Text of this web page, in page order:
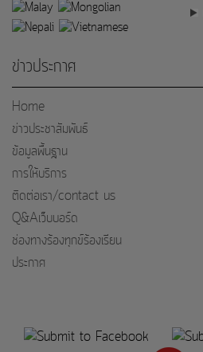
ข่าวประกาศ
Home
ข่าวประชาสัมพันธ์
ข้อมูลพื้นฐาน
การให้บริการ
ติดต่อเรา/contact us
Q&Aเว็บบอร์ด
ช่องทางร้องทุกข์ร้องเรียน
ประกาศ